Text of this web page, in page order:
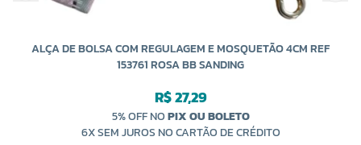
ALÇA DE BOLSA COM REGULAGEM E MOSQUETÃO 4CM REF
153761 ROSA BB SANDING
R$ 27,29
5% OFF NOPIX OU BOLETO
6X SEM JUROS NO CARTÃO DE CRÉDITO